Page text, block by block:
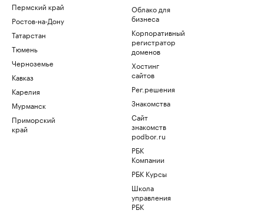
Пермский край
Ростов-на-Дону
Татарстан
Тюмень
Черноземье
Кавказ
Карелия
Мурманск
Приморский
край
Облако для
бизнеса
Корпоративный
регистратор
доменов
Хостинг
сайтов
Рег.решения
Знакомства
Сайт
знакомств
podbor.ru
РБК
Компании
РБК Курсы
Школа
управления
РБК